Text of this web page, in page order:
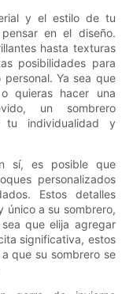
y el estilo de tu
en el diseño.
hasta texturas
posibilidades para
Ya sea que
quieras hacer una
un sombrero
tu individualidad y
sí, es posible que
personalizados
Estos detalles
único a su sombrero,
que elija agregar
significativa, estos
que su sombrero se